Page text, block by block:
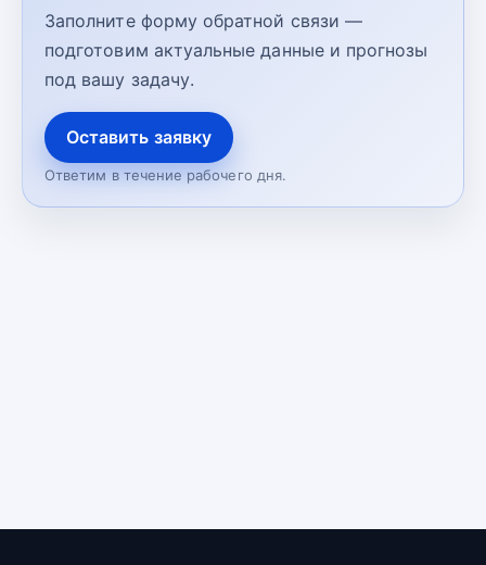
Заполните форму обратной связи —
подготовим актуальные данные и прогнозы
под вашу задачу.
Оставить заявку
Ответим в течение рабочего дня.